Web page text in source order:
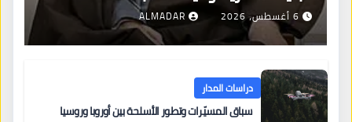
6 أغسطس، 2026 ALMADAR
دراسات المدار
سباق المسيّرات وتطور الأسلحة بين أوروبا وروسيا